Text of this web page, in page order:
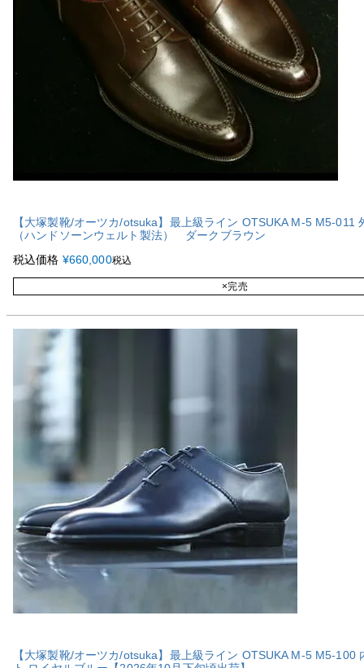
【大塚製靴/オーツカ/otsuka】最上級ライン OTSUKA M-5 M5-011
（ハンドソーンウェルト製法） ダークブラウン
税込価格 ¥660,000税込
×完売
【大塚製靴/オーツカ/otsuka】最上級ライン OTSUKA M-5 M5-100